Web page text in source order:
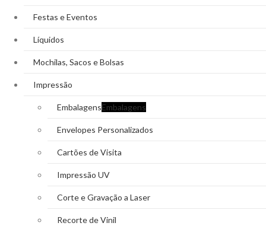
Festas e Eventos
Líquidos
Mochilas, Sacos e Bolsas
Impressão
EmbalagensEmbalagens
Envelopes Personalizados
Cartões de Visita
Impressão UV
Corte e Gravação a Laser
Recorte de Vinil